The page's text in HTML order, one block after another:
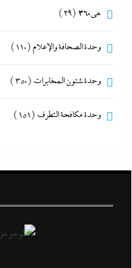
هى360 (29)
وحدة الصحافة والإعلام(110)
وحدة شئون المخابرات (350)
وحدة مكافحة التطرف (151)